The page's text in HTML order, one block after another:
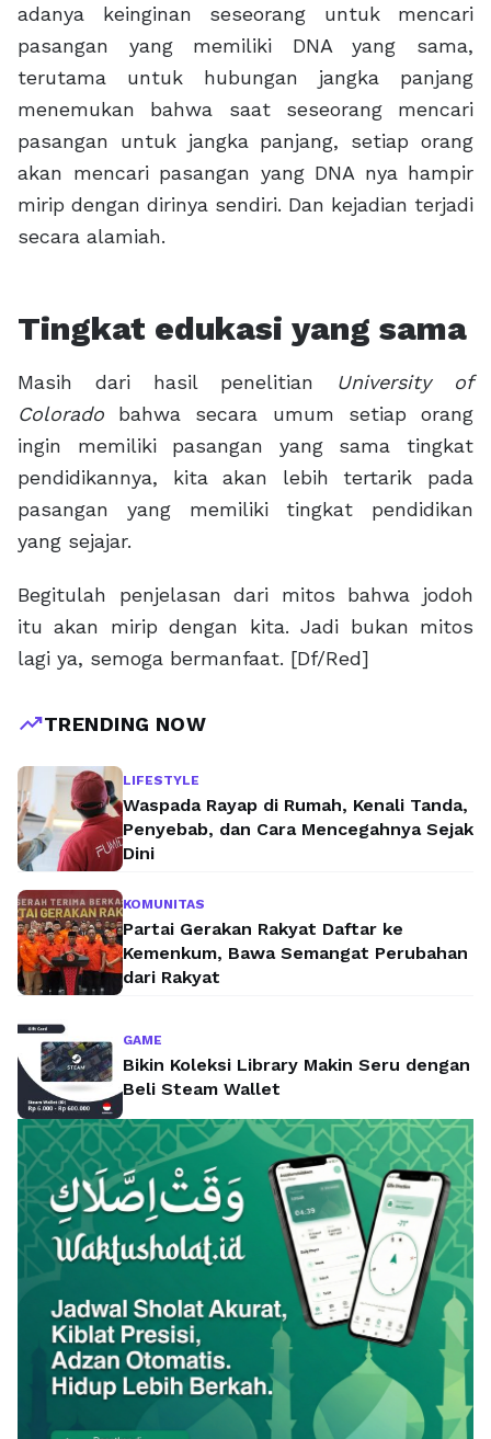
adanya keinginan seseorang untuk mencari
pasangan yang memiliki DNA yang sama,
terutama untuk hubungan jangka panjang
menemukan bahwa saat seseorang mencari
pasangan untuk jangka panjang, setiap orang
akan mencari pasangan yang DNA nya hampir
mirip dengan dirinya sendiri. Dan kejadian terjadi
secara alamiah.
Tingkat edukasi yang sama
Masih dari hasil penelitian University of
Colorado bahwa secara umum setiap orang
ingin memiliki pasangan yang sama tingkat
pendidikannya, kita akan lebih tertarik pada
pasangan yang memiliki tingkat pendidikan
yang sejajar.
Begitulah penjelasan dari mitos bahwa jodoh
itu akan mirip dengan kita. Jadi bukan mitos
lagi ya, semoga bermanfaat. [Df/Red]
trending_upTRENDING NOW
LIFESTYLE
Waspada Rayap di Rumah, Kenali Tanda,
Penyebab, dan Cara Mencegahnya Sejak
Dini
KOMUNITAS
Partai Gerakan Rakyat Daftar ke
Kemenkum, Bawa Semangat Perubahan
dari Rakyat
GAME
Bikin Koleksi Library Makin Seru dengan
Beli Steam Wallet